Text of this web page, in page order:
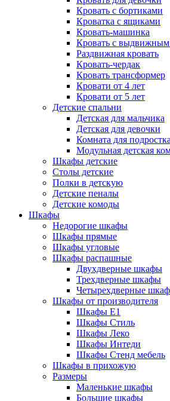
Кровать с бортиками
Кроватка с ящиками
Кровать-машинка
Кровать с
Раздвижная кровать
Кровать-чердак
Кровать трансформер
Кровати от 4 лет
Кровати от 5 лет
Детские спальни
Детская для мальчика
Детская для девочки
Комната для подростка
Модульная детская
Шкафы детские
Столы детские
Полки в детскую
Детские пеналы
Детские комоды
Шкафы
Недорогие шкафы
Шкафы прямые
Шкафы угловые
Шкафы распашные
Двухдверные шкафы
Трехдверные шкафы
Четырехдверные
Шкафы от производителя
Шкафы E1
Шкафы Стиль
Шкафы Леко
Шкафы Интеди
Шкафы Стенд мебель
Шкафы в прихожую
Размеры
Маленькие шкафы
Большие шкафы